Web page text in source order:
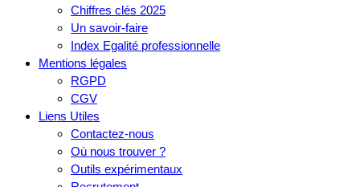
Chiffres clés 2025
Un savoir-faire
Index Egalité professionnelle
Mentions légales
RGPD
CGV
Liens Utiles
Contactez-nous
Où nous trouver ?
Outils expérimentaux